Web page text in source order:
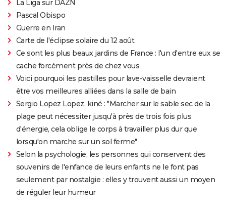
La Liga sur DAZN
Pascal Obispo
Guerre en Iran
Carte de l'éclipse solaire du 12 août
Ce sont les plus beaux jardins de France : l'un d'entre eux se
cache forcément près de chez vous
Voici pourquoi les pastilles pour lave-vaisselle devraient
être vos meilleures alliées dans la salle de bain
Sergio Lopez Lopez, kiné : "Marcher sur le sable sec de la
plage peut nécessiter jusqu'à près de trois fois plus
d'énergie, cela oblige le corps à travailler plus dur que
lorsqu'on marche sur un sol ferme"
Selon la psychologie, les personnes qui conservent des
souvenirs de l'enfance de leurs enfants ne le font pas
seulement par nostalgie : elles y trouvent aussi un moyen
de réguler leur humeur